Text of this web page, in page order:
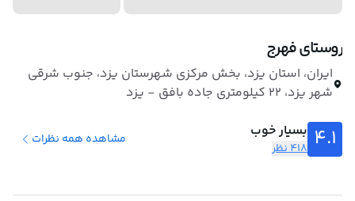
روستای فهرج
ایران، استان یزد، بخش مرکزی شهرستان یزد، جنوب شرقی
شهر یزد، ۲۲ کیلومتری جاده بافق - یزد
4.1 بسیار خوب
418 نظر
مشاهده همه نظرات